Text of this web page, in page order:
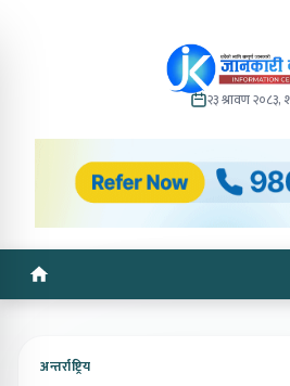
२३ श्रावण २०८३,
अन्तर्राष्ट्रिय